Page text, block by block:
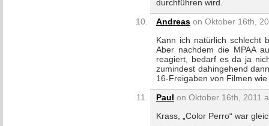
durchführen wird.
Andreas on Oktober 16th,
Kann ich natürlich schlecht
Aber nachdem die MPAA
reagiert, bedarf es da ja
zumindest dahingehend
16-Freigaben von Filmen wie
Paul on Oktober 16th, 2011
Krass, „Color Perro“ war